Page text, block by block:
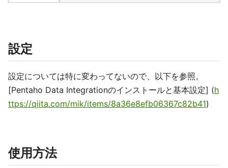
設定
設定については特に変わってないので、以下を参照。
[Pentaho Data Integrationのインストールと基本設定] (h
ttps://qiita.com/mik/items/8a36e8efb06367c82b41)
使用方法